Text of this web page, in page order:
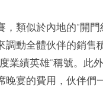
，類似於內地的“開
調動全體伙伴的銷
業績英雄”稱號。
晚宴的費用，伙伴們